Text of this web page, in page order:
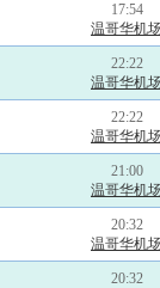
17:54
温哥华机
22:22
温哥华机
22:22
温哥华机
21:00
温哥华机
20:32
温哥华机
20:32